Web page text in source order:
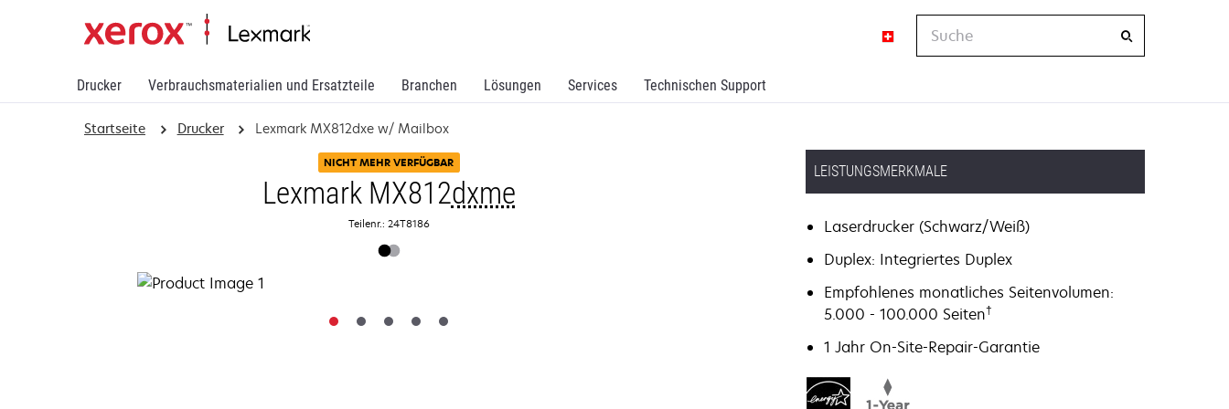
Drucker Verbrauchsmaterialien und Ersatzteile Branchen Lösungen Services Technischen Support
Suche
Startseite Drucker Lexmark MX812dxe w/ Mailbox
NICHT MEHR VERFÜGBAR
Lexmark MX812dxme
Teilenr.: 24T8186
LEISTUNGSMERKMALE
Laserdrucker (Schwarz/Weiß)
Duplex: Integriertes Duplex
Empfohlenes monatliches Seitenvolumen:
5.000 - 100.000 Seiten†
1 Jahr On-Site-Repair-Garantie